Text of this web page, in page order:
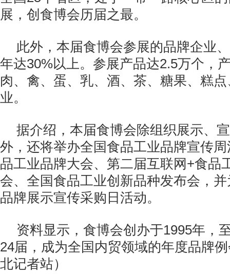
展，创食博会历届之最。
此外，本届食博会参展的品牌企业
年达30%以上。参展产品达2.5万个，
肉、禽、蛋、乳、酒、茶、糖果、糕
业。
据介绍，本届食博会除组织展示、
外，还将举办全国食品工业品牌宣传
品工业品牌大会、第二届互联网+食品
会、全国食品工业创新品种发布会，
品牌展示宣传采购日活动。
资料显示，食博会创办于1995年，
24届，成为全国内贸领域的年度品牌
北记者站）